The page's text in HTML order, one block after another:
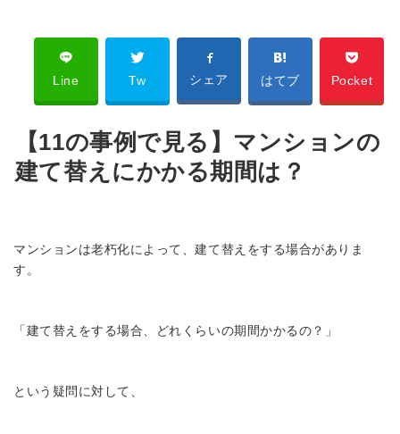
Line Tw シェア はてブ Pocket
【11の事例で見る】マンションの
建て替えにかかる期間は？
マンションは老朽化によって、建て替えをする場合がありま
す。
「建て替えをする場合、どれくらいの期間かかるの？」
という疑問に対して、